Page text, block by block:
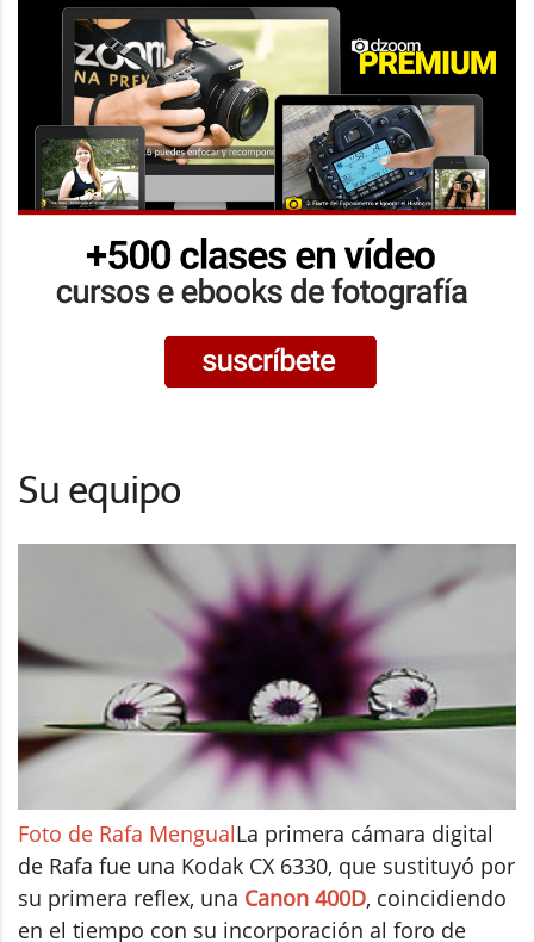
Su equipo
Foto de Rafa MengualLa primera cámara digital
de Rafa fue una Kodak CX 6330, que sustituyó por
su primera reflex, una Canon 400D, coincidiendo
en el tiempo con su incorporación al foro de